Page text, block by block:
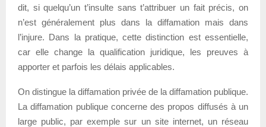
dit, si quelqu’un t’insulte sans t’attribuer un fait précis, on
n’est généralement plus dans la diffamation mais dans
l’injure. Dans la pratique, cette distinction est essentielle,
car elle change la qualification juridique, les preuves à
apporter et parfois les délais applicables.
On distingue la diffamation privée de la diffamation publique.
La diffamation publique concerne des propos diffusés à un
large public, par exemple sur un site internet, un réseau